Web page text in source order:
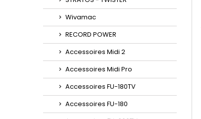
Wivamac
RECORD POWER
Accessoires Midi 2
Accessoires Midi Pro
Accessoires FU-180TV
Accessoires FU-180